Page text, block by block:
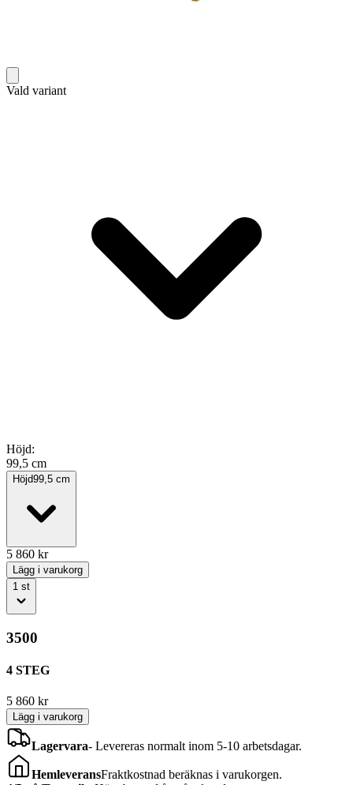
Vald variant
Höjd:
99,5 cm
Höjd99,5 cm
5 860 kr
Lägg i varukorg
1 st
3500
4 STEG
5 860 kr
Lägg i varukorg
Lagervara- Levereras normalt inom 5-10 arbetsdagar.
HemleveransFraktkostnad beräknas i varukorgen.